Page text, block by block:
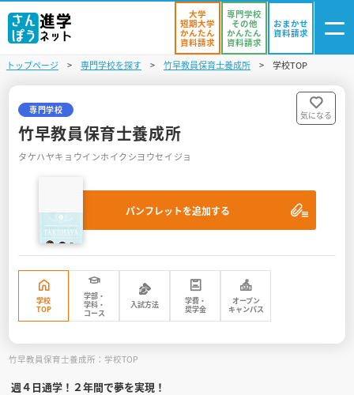
資料リスト
進学イベント
入試・受験入門
お役立ち情報
大学
短期大学
かんたん
資料請求
専門学校
その他
かんたん
資料請求
おまかせ
資料請求
トップページ 専門学校を探す 竹早教員保育士養成所 学校TOP
専門学校
竹早教員保育士養成所
タケハヤキョウインホイクシヨウセイジョ
パンフレットを追加する
気になる
学校
TOP
学部・
学科・
コース
入試方法
学費・
奨学金
オープン
キャンパス
竹早教員保育士養成所：学校TOP
週４日通学！２年間で夢を実現！